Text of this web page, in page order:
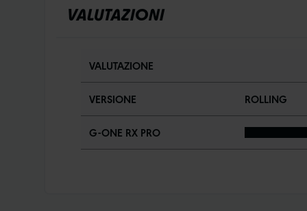
VALUTAZIONI
VALUTAZIONE
VERSIONE ROLLING
G-ONE RX PRO